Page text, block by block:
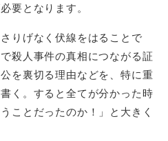
要となります。
りげなく伏線をはることで
殺人事件の真相につながる証
を裏切る理由などを、特に重
く。すると全てが分かった時
ことだったのか！」と大きく